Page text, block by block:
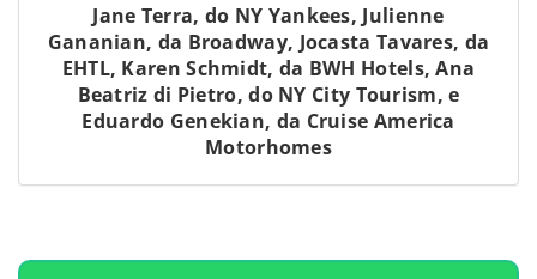
Jane Terra, do NY Yankees, Julienne
Gananian, da Broadway, Jocasta Tavares, da
EHTL, Karen Schmidt, da BWH Hotels, Ana
Beatriz di Pietro, do NY City Tourism, e
Eduardo Genekian, da Cruise America
Motorhomes